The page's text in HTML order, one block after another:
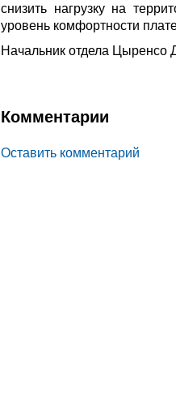
снизить нагрузку на
уровень комфортности
Начальник отдела Цыренсо
Комментарии
Оставить комментарий